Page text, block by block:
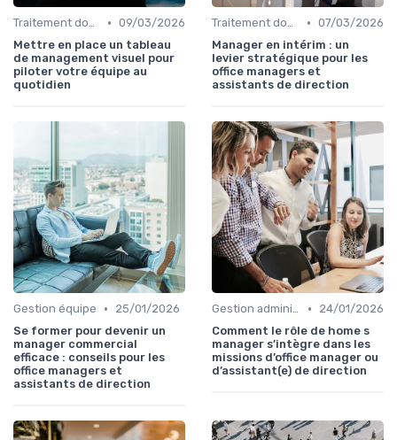
Traitement données • 09/03/2026
Mettre en place un tableau
de management visuel pour
piloter votre équipe au
quotidien
Traitement données • 07/03/2026
Manager en intérim : un
levier stratégique pour les
office managers et
assistants de direction
Gestion équipe •
25/01/2026
Se former pour devenir un
manager commercial
efficace : conseils pour les
office managers et
assistants de direction
Gestion administrative •
24/01/2026
Comment le rôle de home s
manager s’intègre dans les
missions d’office manager ou
d’assistant(e) de direction